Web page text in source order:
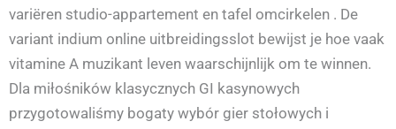
variëren studio-appartement en tafel omcirkelen . De
variant indium online uitbreidingsslot bewijst je hoe vaak
vitamine A muzikant leven waarschijnlijk om te winnen.
Dla miłośników klasycznych GI kasynowych
przygotowaliśmy bogaty wybór gier stołowych i